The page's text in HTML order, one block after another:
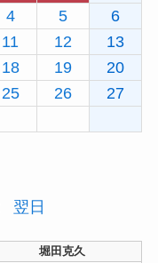
4 5
6
11 12
13
18 19
20
25 26
27
翌日
堀田克久